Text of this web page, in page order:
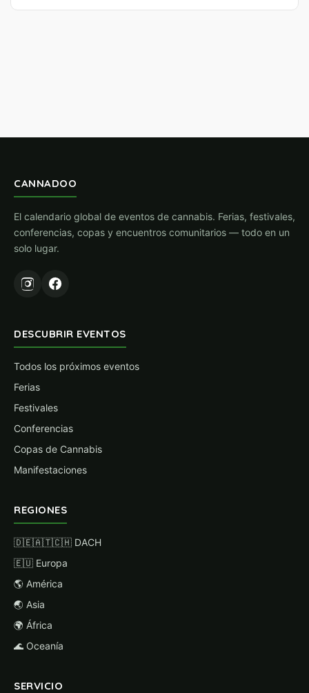
CANNADOO
El calendario global de eventos de cannabis. Ferias, festivales,
conferencias, copas y encuentros comunitarios — todo en un
solo lugar.
DESCUBRIR EVENTOS
Todos los próximos eventos
Ferias
Festivales
Conferencias
Copas de Cannabis
Manifestaciones
REGIONES
🇩🇪🇦🇹🇨🇭 DACH
🇪🇺 Europa
🌎 América
🌏 Asia
🌍 África
🌊 Oceanía
SERVICIO